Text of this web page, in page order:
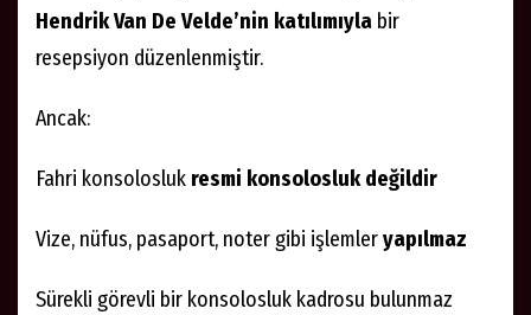
Hendrik Van De Velde’nin katılımıyla bir
resepsiyon düzenlenmiştir.
Ancak:
Fahri konsolosluk resmi konsolosluk değildir
Vize, nüfus, pasaport, noter gibi işlemleryapılmaz
Sürekli görevli bir konsolosluk kadrosu bulunmaz